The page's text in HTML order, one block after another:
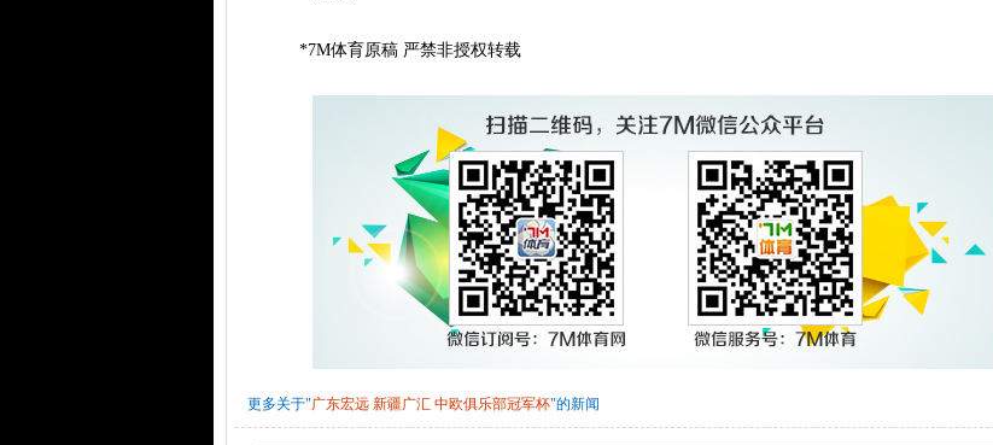
*7M体育原稿 严禁非授权转载
更多关于"广东宏远 新疆广汇 中欧俱乐部冠军杯"的新闻